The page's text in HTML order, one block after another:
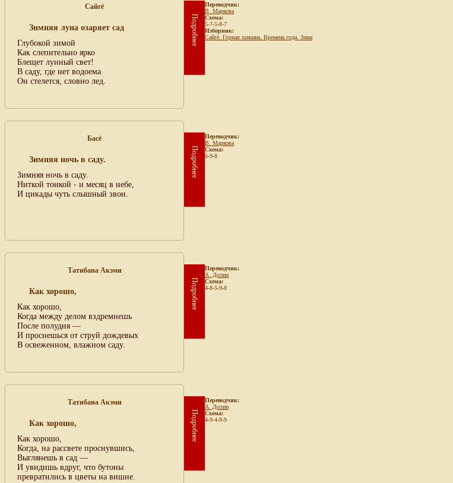
Сайгё
Зимняя луна озаряет сад
Глубокой зимой
Как слепительно ярко
Блещет лунный свет!
В саду, где нет водоема
Он стелется, словно лед.
Подробнее
Переводчик:
В. Маркова
Схема:
5-7-5-8-7
Изборник:
Сайгё. Горная хижина. Времена года. Зима
Басё
Зимняя ночь в саду.
Зимняя ночь в саду.
Ниткой тонкой - и месяц в небе,
И цикады чуть слышный звон.
Подробнее
Переводчик:
В. Маркова
Схема:
6-9-8
Татибана Акэми
Как хорошо,
Как хорошо,
Когда между делом вздремнешь
После полудня —
И проснешься от струй дождевых
В освеженном, влажном саду.
Подробнее
Переводчик:
А. Долин
Схема:
4-8-5-9-8
Татибана Акэми
Как хорошо,
Как хорошо,
Когда, на рассвете проснувшись,
Выглянешь в сад —
И увидишь вдруг, что бутоны
превратились в цветы на вишне.
Подробнее
Переводчик:
А. Долин
Схема:
4-9-4-9-9